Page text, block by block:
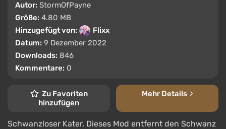
Autor: StormOfPayne
Größe: 4.80 MB
Hinzugefügt von:
Flixx
Datum: 9 Dezember 2022
Downloads: 846
Kommentare: 0
Zu Favoriten
hinzufügen
Mehr Details
Schwanzloser Kater. Dieses Mod entfernt den Schwanz